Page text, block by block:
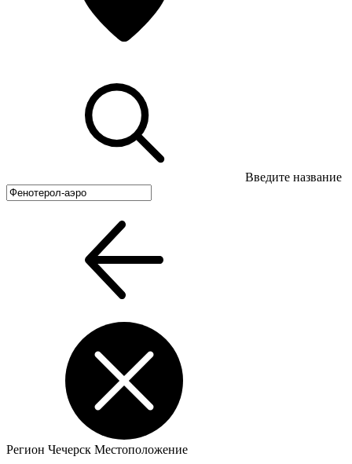
Введите название
Регион Чечерск Местоположение